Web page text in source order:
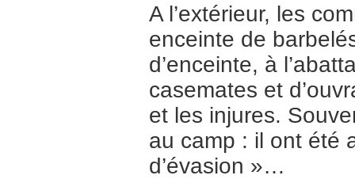
A l’extérieur, les
enceinte de
d’enceinte, à
casemates et
et les injures.
au camp : il ont été
d’évasion »…